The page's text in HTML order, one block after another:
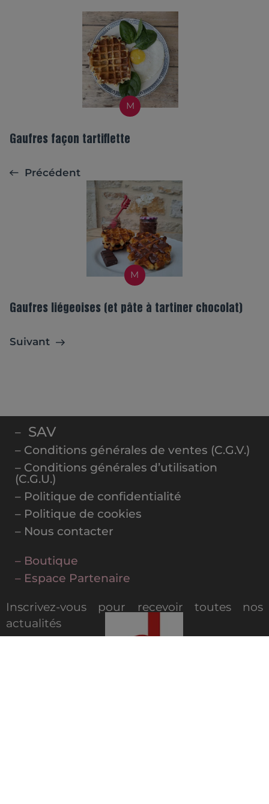
M
Gaufres façon tartiflette
Précédent
M
Gaufres liégeoises (et pâte à tartiner chocolat)
Suivant
– SAV
– Conditions générales de ventes (C.G.V.)
– Conditions générales d’utilisation
(C.G.U.)
– Politique de confidentialité
– Politique de cookies
– Nous contacter
– Boutique
– Espace Partenaire
Inscrivez-vous pour recevoir toutes nos
actualités